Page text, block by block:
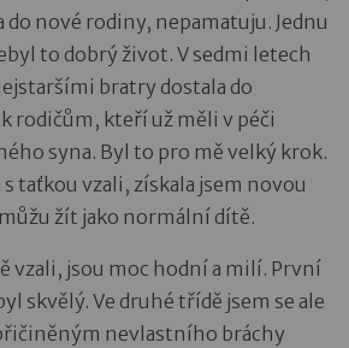
do nové rodiny, nepamatuju. Jednu
to dobrý život. V sedmi letech
bratry dostala do
rodičům, kteří už měli v péči
syna. Byl to pro mě velký krok.
s taťkou vzali, získala jsem novou
žít jako normální dítě.
vzali, jsou moc hodní a milí. První
skvělý. Ve druhé třídě jsem se ale
nevlastního bráchy